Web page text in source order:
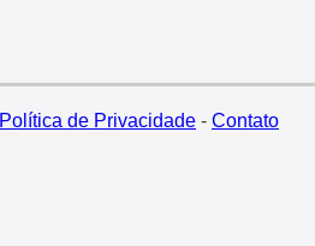
Política de Privacidade- Contato